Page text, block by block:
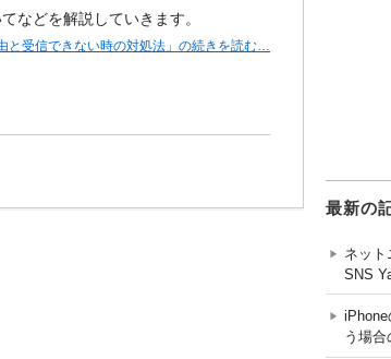
などを解説していきます。
と受信できない時の対処法」の続きを読む…
最新の
ネット
SNS
う場合